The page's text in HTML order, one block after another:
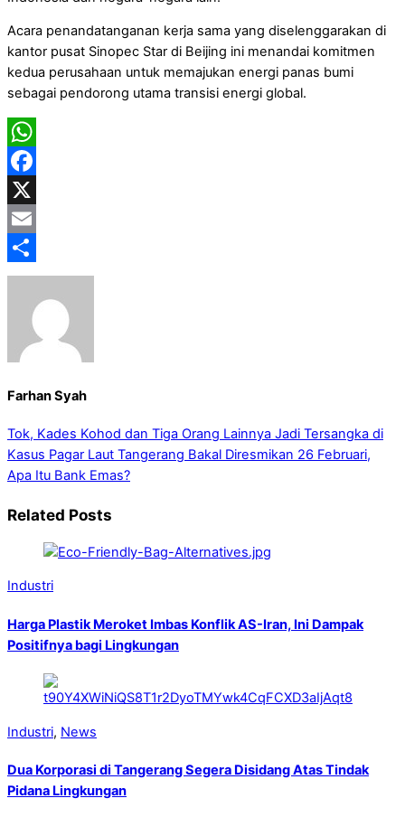
Acara penandatanganan kerja sama yang diselenggarakan di
kantor pusat Sinopec Star di Beijing ini menandai komitmen
kedua perusahaan untuk memajukan energi panas bumi
sebagai pendorong utama transisi energi global.
WhatsApp
Facebook
X
Email
Share
Farhan Syah
Tok, Kades Kohod dan Tiga Orang Lainnya Jadi Tersangka di
Kasus Pagar Laut Tangerang Bakal Diresmikan 26 Februari,
Apa Itu Bank Emas?
Related Posts
Industri
Harga Plastik Meroket Imbas Konflik AS-Iran, Ini Dampak
Positifnya bagi Lingkungan
Industri, News
Dua Korporasi di Tangerang Segera Disidang Atas Tindak
Pidana Lingkungan